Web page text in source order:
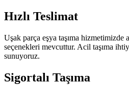
Hızlı Teslimat
Uşak parça eşya taşıma hizmetimizde
seçenekleri mevcuttur. Acil taşıma
sunuyoruz.
Sigortalı Taşıma